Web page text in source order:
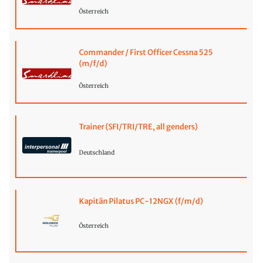
Österreich
Commander / First Officer Cessna 525
(m/f/d)
Österreich
Trainer (SFI/TRI/TRE, all genders)
Deutschland
Kapitän Pilatus PC-12NGX (f/m/d)
Österreich